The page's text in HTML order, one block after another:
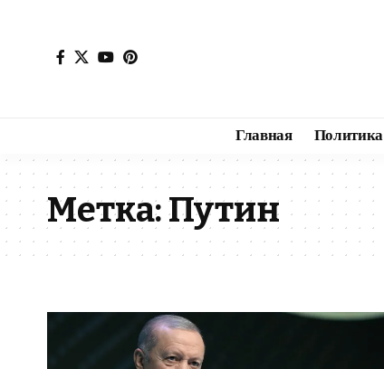
Главная Политика
Метка:Путин